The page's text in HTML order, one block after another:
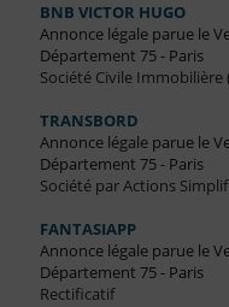
BNB VICTOR HUGO
Annonce légale parue le
Département 75 - Paris
Société Civile Immobilière
TRANSBORD
Annonce légale parue le
Département 75 - Paris
Société par Actions
FANTASIAPP
Annonce légale parue le
Département 75 - Paris
Rectificatif